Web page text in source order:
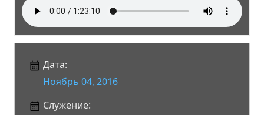
Дата:
Ноябрь 04, 2016
Служение: